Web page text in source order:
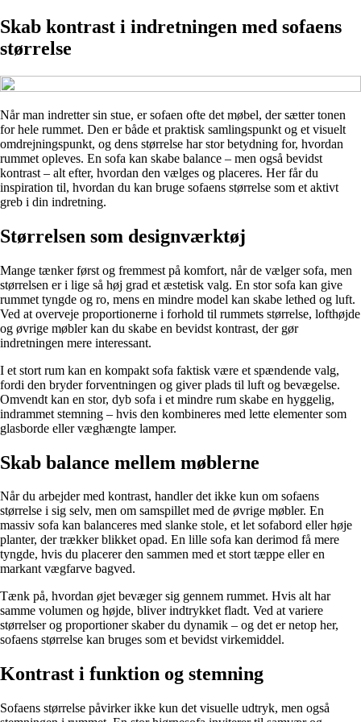
Skab kontrast i indretningen med sofaens
størrelse
Når man indretter sin stue, er sofaen ofte det møbel, der sætter tonen
for hele rummet. Den er både et praktisk samlingspunkt og et visuelt
omdrejningspunkt, og dens størrelse har stor betydning for, hvordan
rummet opleves. En sofa kan skabe balance – men også bevidst
kontrast – alt efter, hvordan den vælges og placeres. Her får du
inspiration til, hvordan du kan bruge sofaens størrelse som et aktivt
greb i din indretning.
Størrelsen som designværktøj
Mange tænker først og fremmest på komfort, når de vælger sofa, men
størrelsen er i lige så høj grad et æstetisk valg. En stor sofa kan give
rummet tyngde og ro, mens en mindre model kan skabe lethed og luft.
Ved at overveje proportionerne i forhold til rummets størrelse, lofthøjde
og øvrige møbler kan du skabe en bevidst kontrast, der gør
indretningen mere interessant.
I et stort rum kan en kompakt sofa faktisk være et spændende valg,
fordi den bryder forventningen og giver plads til luft og bevægelse.
Omvendt kan en stor, dyb sofa i et mindre rum skabe en hyggelig,
indrammet stemning – hvis den kombineres med lette elementer som
glasborde eller væghængte lamper.
Skab balance mellem møblerne
Når du arbejder med kontrast, handler det ikke kun om sofaens
størrelse i sig selv, men om samspillet med de øvrige møbler. En
massiv sofa kan balanceres med slanke stole, et let sofabord eller høje
planter, der trækker blikket opad. En lille sofa kan derimod få mere
tyngde, hvis du placerer den sammen med et stort tæppe eller en
markant vægfarve bagved.
Tænk på, hvordan øjet bevæger sig gennem rummet. Hvis alt har
samme volumen og højde, bliver indtrykket fladt. Ved at variere
størrelser og proportioner skaber du dynamik – og det er netop her,
sofaens størrelse kan bruges som et bevidst virkemiddel.
Kontrast i funktion og stemning
Sofaens størrelse påvirker ikke kun det visuelle udtryk, men også